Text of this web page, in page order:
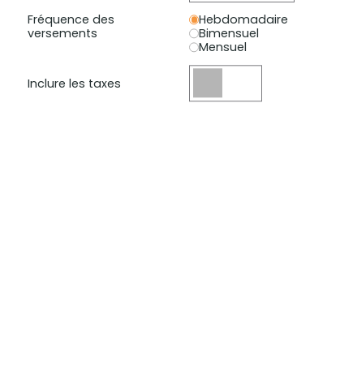
Fréquence des
versements
Hebdomadaire
Bimensuel
Mensuel
Inclure les taxes